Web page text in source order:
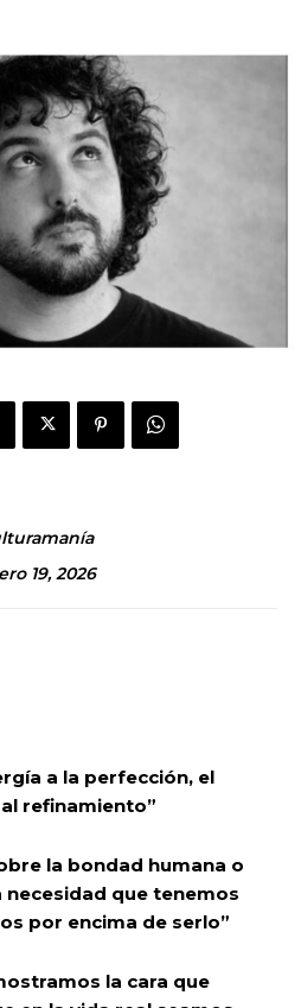
19, 2026
a la perfección, el
refinamiento”
la bondad humana o
necesidad que tenemos
por encima de serlo”
la cara que